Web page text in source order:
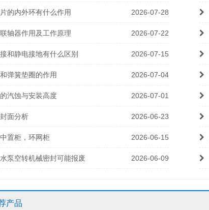
的内外环有什么作用 2026-07-28
轴器作用及工作原理 2026-07-22
和静电接地有什么区别 2026-07-15
弹簧垫圈的作用 2026-07-04
汽蚀与安装高度 2026-07-01
面分析 2026-06-23
置柜，环网柜 2026-06-15
泵空转机械密封可能报废 2026-06-09
产品